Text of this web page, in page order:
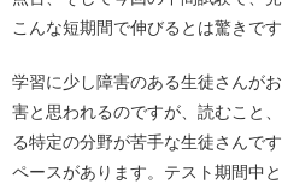
こんな短期間で伸びるとは驚きで
学習に少し障害のある生徒さんが
害と思われるのですが、読むこと
る特定の分野が苦手な生徒さんで
ペースがあります。テスト期間中